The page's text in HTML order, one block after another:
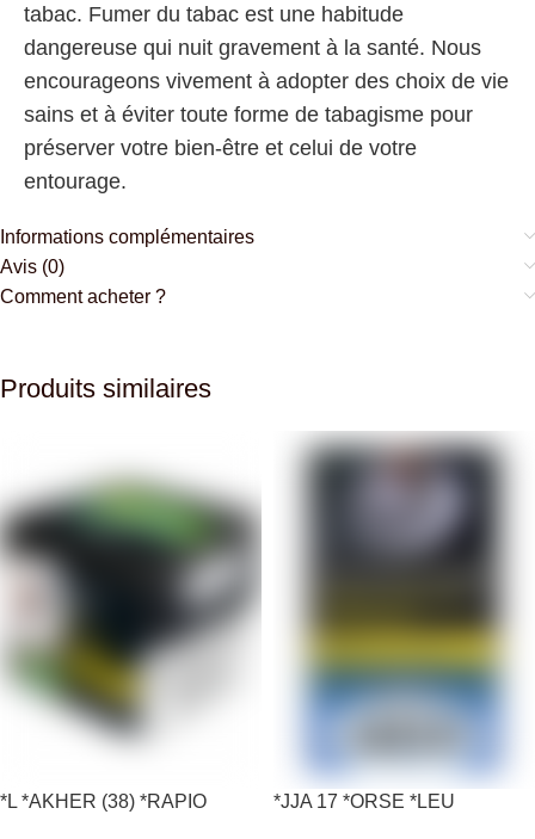
tabac. Fumer du tabac est une habitude
dangereuse qui nuit gravement à la santé. Nous
encourageons vivement à adopter des choix de vie
sains et à éviter toute forme de tabagisme pour
préserver votre bien-être et celui de votre
entourage.
Informations complémentaires
Avis (0)
Comment acheter ?
Produits similaires
*L *AKHER (38) *RAPIO
*JJA 17 *ORSE *LEU